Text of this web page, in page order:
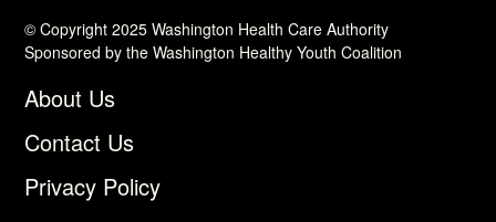
© Copyright 2025 Washington Health Care Authority
Sponsored by the Washington Healthy Youth Coalition
About Us
Contact Us
Privacy Policy